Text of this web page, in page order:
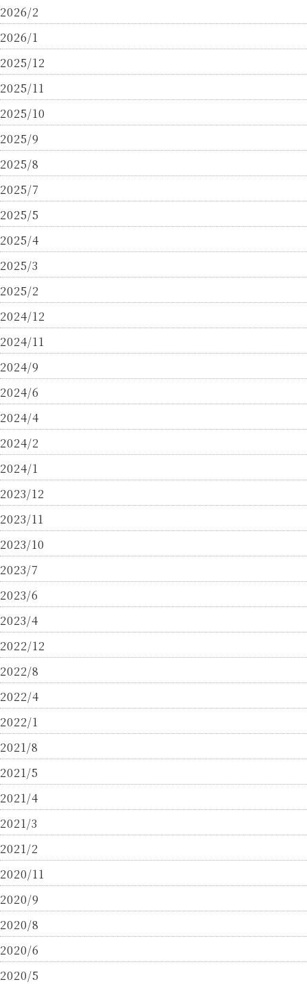
2026/2
2026/1
2025/12
2025/11
2025/10
2025/9
2025/8
2025/7
2025/5
2025/4
2025/3
2025/2
2024/12
2024/11
2024/9
2024/6
2024/4
2024/2
2024/1
2023/12
2023/11
2023/10
2023/7
2023/6
2023/4
2022/12
2022/8
2022/4
2022/1
2021/8
2021/5
2021/4
2021/3
2021/2
2020/11
2020/9
2020/8
2020/6
2020/5